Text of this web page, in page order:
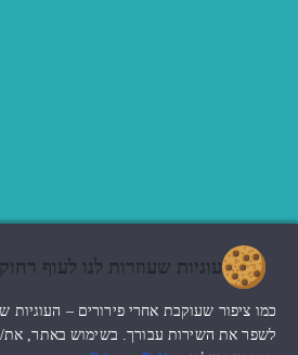
© כל הזכויות שמורות לzoo
החנות שלי
עיצוב האתר ndesign
עוגיות שעוזרות לנו לעוף
כמו ציפור שעוקבת אחרי פירורים – העוגיות
לשפר את השירות עבורך. בשימוש באתר,